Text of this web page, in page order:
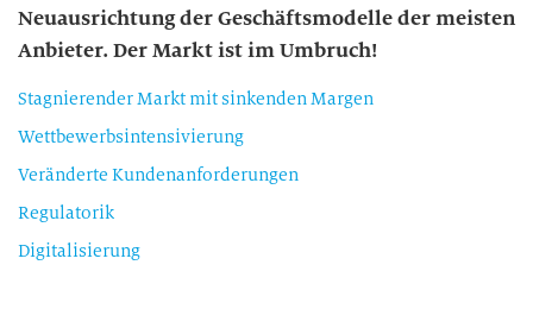
Neuausrichtung der Geschäftsmodelle der meisten
Anbieter. Der Markt ist im Umbruch!
Stagnierender Markt mit sinkenden Margen
Wettbewerbsintensivierung
Veränderte Kundenanforderungen
Regulatorik
Digitalisierung